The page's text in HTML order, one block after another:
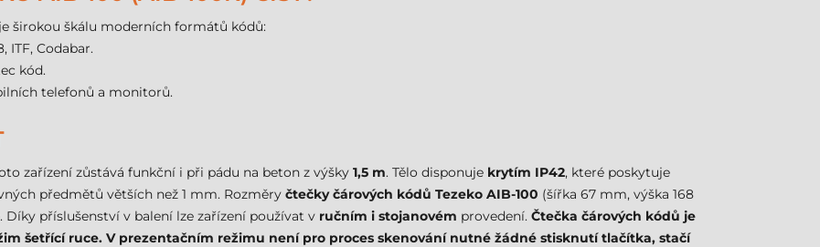
širokou škálu moderních formátů kódů:
ITF, Codabar.
kód.
telefonů a monitorů.
zařízení zůstává funkční i při pádu na beton z výšky 1,5 m. Tělo disponuje krytím IP42, které poskytuje
předmětů větších než 1 mm. Rozměry čtečky čárových kódů Tezeko AIB-100 (šířka 67 mm, výška 168
příslušenství v balení lze zařízení používat v ručním i stojanovém provedení. Čtečka čárových kódů je
šetřící ruce. V prezentačním režimu není pro proces skenování nutné žádné stisknutí tlačítka, stačí